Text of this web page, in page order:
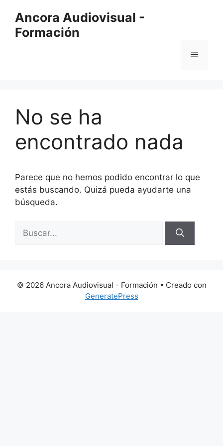
contenido
Ancora Audiovisual -
Formación
Menú
No se ha
encontrado nada
Parece que no hemos podido encontrar lo que
estás buscando. Quizá pueda ayudarte una
búsqueda.
© 2026 Ancora Audiovisual - Formación • Creado con
GeneratePress